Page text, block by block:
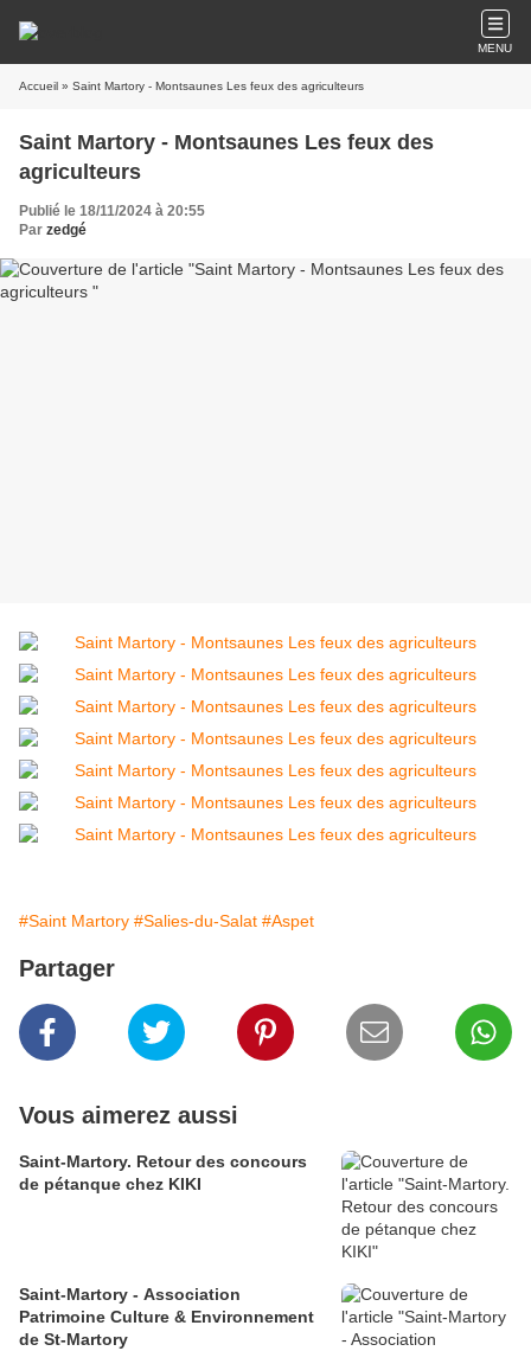
MENU
Accueil » Saint Martory - Montsaunes Les feux des agriculteurs
Saint Martory - Montsaunes Les feux des
agriculteurs
Publié le 18/11/2024 à 20:55
Par zedgé
#Saint Martory #Salies-du-Salat #Aspet
Partager
Vous aimerez aussi
Saint-Martory. Retour des concours
de pétanque chez KIKI
Saint-Martory - Association
Patrimoine Culture & Environnement
de St-Martory